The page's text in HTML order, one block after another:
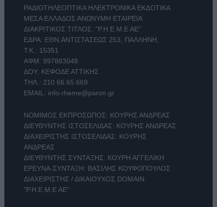
ΡΑΔΙΟΤΗΛΕΟΠΤΙΚΑ ΗΛΕΚΤΡΟΝΙΚΑ ΕΚΔΟΤΙΚΑ
ΜΕΣΑ ΕΛΛΑΔΟΣ ΑΝΩΝΥΜΗ ΕΤΑΙΡΕΙΑ
ΔΙΑΚΡΙΤΙΚΟΣ ΤΙΤΛΟΣ: "Ρ.Η.Ε.Μ.Ε ΑΕ"
ΕΔΡΑ: ΕΘΝ.ΑΝΤΙΣΤΑΣΕΩΣ 253, ΠΑΛΛΗΝΗ,
Τ.Κ.: 15351
ΑΦΜ: 997883048
ΔΟΥ: ΚΕΦΟΔΕ ΑΤΤΙΚΗΣ
ΤΗΛ.: 210 66.65.669
EMAIL: info-rheme@paron.gr
ΝΟΜΙΜΟΣ ΕΚΠΡΟΣΩΠΟΣ: ΚΟΥΡΗΣ ΑΝΔΡΕΑΣ
ΔΙΕΥΘΥΝΤΗΣ ΙΣΤΟΣΕΛΙΔΑΣ: ΚΟΥΡΗΣ ΑΝΔΡΕΑΣ
ΔΙΑΧΕΙΡΙΣΤΗΣ ΙΣΤΟΣΕΛΙΔΑΣ: ΚΟΥΡΗΣ
ΑΝΔΡΕΑΣ
ΔΙΕΥΘΥΝΤΗΣ ΣΥΝΤΑΞΗΣ: ΚΟΥΡΗ ΑΓΓΕΛΙΚΗ
ΕΡΕΥΝΑ-ΣΥΝΤΑΞΗ: ΒΑΣΙΛΗΣ ΚΟΥΦΟΠΟΥΛΟΣ
ΔΙΑΧΕΙΡΙΣΤΗΣ / ΔΙΚΑΙΟΥΧΟΣ DOMAIN:
"Ρ.Η.Ε.Μ.Ε ΑΕ"